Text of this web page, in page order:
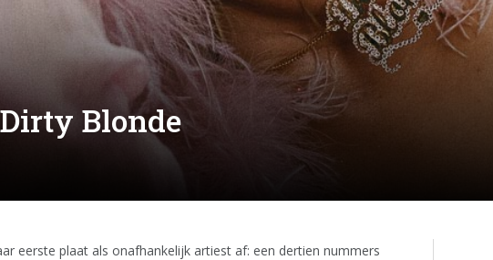
Blonde
eerste plaat als onafhankelijk artiest af: een dertien nummers